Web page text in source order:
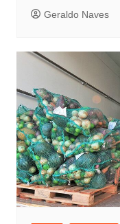
Geraldo Naves